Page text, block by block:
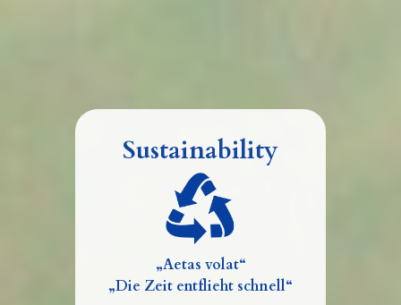
Sustainability
„Aetas volat“
„Die Zeit entflieht schnell“